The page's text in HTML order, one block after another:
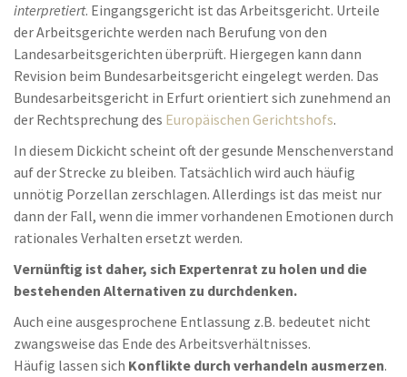
interpretiert. Eingangsgericht ist das Arbeitsgericht. Urteile
der Arbeitsgerichte werden nach Berufung von den
Landesarbeitsgerichten überprüft. Hiergegen kann dann
Revision beim Bundesarbeitsgericht eingelegt werden. Das
Bundesarbeitsgericht in Erfurt orientiert sich zunehmend an
der Rechtsprechung des Europäischen Gerichtshofs.
In diesem Dickicht scheint oft der gesunde Menschenverstand
auf der Strecke zu bleiben. Tatsächlich wird auch häufig
unnötig Porzellan zerschlagen. Allerdings ist das meist nur
dann der Fall, wenn die immer vorhandenen Emotionen durch
rationales Verhalten ersetzt werden.
Vernünftig ist daher, sich Expertenrat zu holen und die
bestehenden Alternativen zu durchdenken.
Auch eine ausgesprochene Entlassung z.B. bedeutet nicht
zwangsweise das Ende des Arbeitsverhältnisses.
Häufig lassen sich Konflikte durch verhandeln ausmerzen.